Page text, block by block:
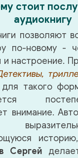
стоит
аудиокнигу
позволяют
по-новому -
и настроение.
для такого
внимание.
Сергей